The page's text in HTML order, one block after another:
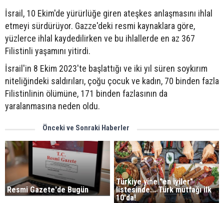
İsrail, 10 Ekim'de yürürlüğe giren ateşkes anlaşmasını ihlal
etmeyi sürdürüyor. Gazze'deki resmi kaynaklara göre,
yüzlerce ihlal kaydedilirken ve bu ihlallerde en az 367
Filistinli yaşamını yitirdi.
İsrail'in 8 Ekim 2023'te başlattığı ve iki yıl süren soykırım
niteliğindeki saldırıları, çoğu çocuk ve kadın, 70 binden fazla
Filistinlinin ölümüne, 171 binden fazlasının da
yaralanmasına neden oldu.
Önceki ve Sonraki Haberler
Resmi Gazete'de Bugün
Türkiye yine "en iyiler"
listesinde... Türk mutfağı ilk
10'da!